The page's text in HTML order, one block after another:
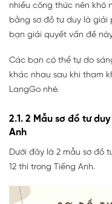
nhiều công thức nên khó
bằng sơ đồ tư duy là giải
bạn giải quyết vấn đề
Các bạn có thể tự do
khác nhau sau khi tham
LangGo nhé.
2.1. 2 Mẫu sơ đồ tư
Anh
Dưới đây là 2 mẫu sơ đồ
12 thì trong Tiếng Anh.